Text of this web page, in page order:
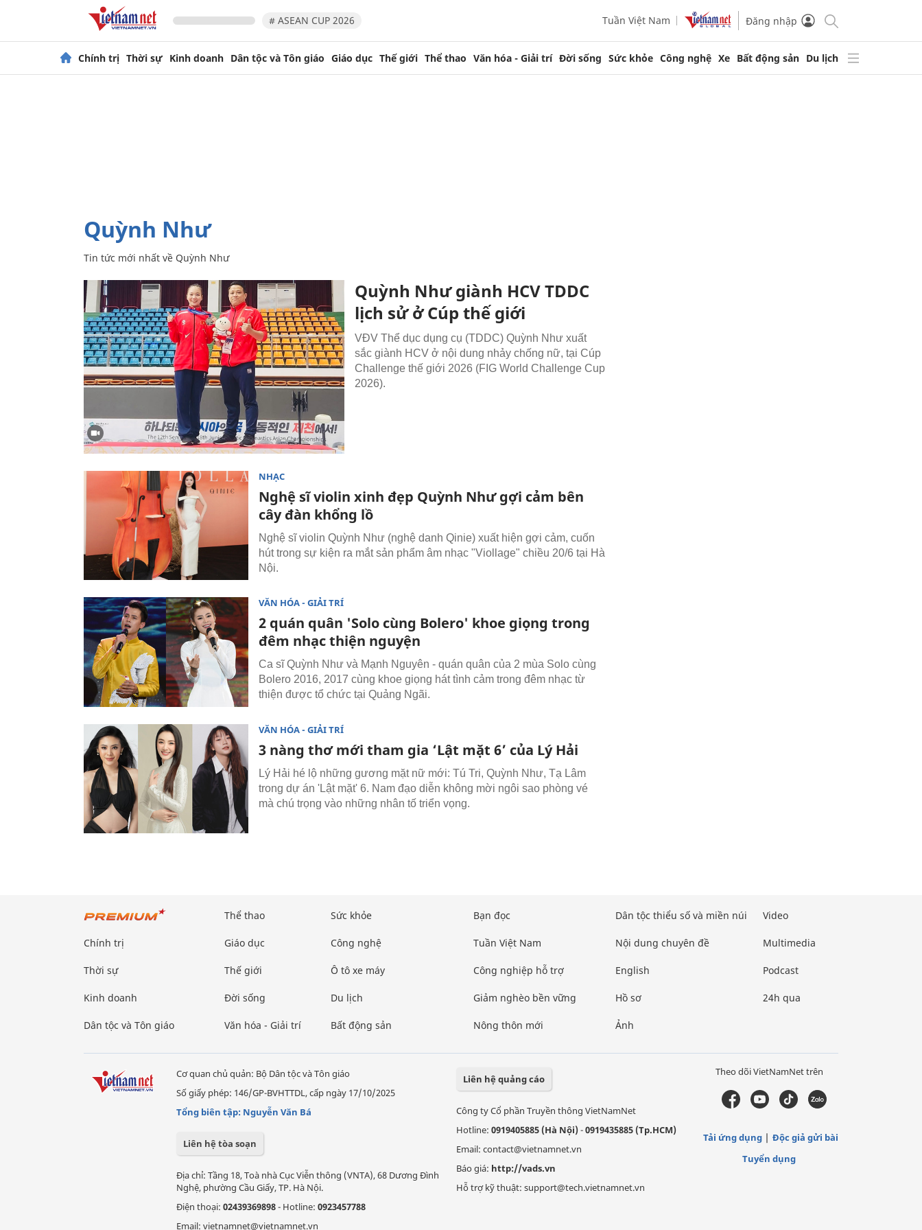
# ASEAN CUP 2026 Tuần Việt Nam Đăng nhập
Chính trị Thời sự Kinh doanh Dân tộc và Tôn giáo Giáo dục Thế giới Thể thao Văn hóa - Giải trí Đời sống Sức khỏe Công nghệ Xe Bất động sản Du lịch
Quỳnh Như
Tin tức mới nhất về Quỳnh Như
Quỳnh Như giành HCV TDDC
lịch sử ở Cúp thế giới
VĐV Thể dục dụng cụ (TDDC) Quỳnh Như xuất
sắc giành HCV ở nội dung nhảy chống nữ, tại Cúp
Challenge thế giới 2026 (FIG World Challenge Cup
2026).
NHẠC
Nghệ sĩ violin xinh đẹp Quỳnh Như gợi cảm bên
cây đàn khổng lồ
Nghệ sĩ violin Quỳnh Như (nghệ danh Qinie) xuất hiện gợi cảm, cuốn
hút trong sự kiện ra mắt sản phẩm âm nhạc "Viollage" chiều 20/6 tại Hà
Nội.
VĂN HÓA - GIẢI TRÍ
2 quán quân 'Solo cùng Bolero' khoe giọng trong
đêm nhạc thiện nguyện
Ca sĩ Quỳnh Như và Mạnh Nguyên - quán quân của 2 mùa Solo cùng
Bolero 2016, 2017 cùng khoe giọng hát tình cảm trong đêm nhạc từ
thiện được tổ chức tại Quảng Ngãi.
VĂN HÓA - GIẢI TRÍ
3 nàng thơ mới tham gia ‘Lật mặt 6’ của Lý Hải
Lý Hải hé lộ những gương mặt nữ mới: Tú Tri, Quỳnh Như, Tạ Lâm
trong dự án 'Lật mặt' 6. Nam đạo diễn không mời ngôi sao phòng vé
mà chú trọng vào những nhân tố triển vọng.
Chính trị
Thời sự
Kinh doanh
Dân tộc và Tôn giáo
Thể thao
Giáo dục
Thế giới
Đời sống
Văn hóa - Giải trí
Sức khỏe
Công nghệ
Ô tô xe máy
Du lịch
Bất động sản
Bạn đọc
Tuần Việt Nam
Công nghiệp hỗ trợ
Giảm nghèo bền vững
Nông thôn mới
Dân tộc thiểu số và miền núi
Nội dung chuyên đề
English
Hồ sơ
Ảnh
Video
Multimedia
Podcast
24h qua
Cơ quan chủ quản: Bộ Dân tộc và Tôn giáo
Số giấy phép: 146/GP-BVHTTDL, cấp ngày 17/10/2025
Tổng biên tập: Nguyễn Văn Bá
Liên hệ tòa soạn
Địa chỉ: Tầng 18, Toà nhà Cục Viễn thông (VNTA), 68 Dương Đình
Nghệ, phường Cầu Giấy, TP. Hà Nội.
Điện thoại: 02439369898- Hotline: 0923457788
Email: vietnamnet@vietnamnet.vn
Liên hệ quảng cáo
Công ty Cổ phần Truyền thông VietNamNet
Hotline: 0919405885 (Hà Nội)-0919435885 (Tp.HCM)
Email: contact@vietnamnet.vn
Báo giá: http://vads.vn
Hỗ trợ kỹ thuật: support@tech.vietnamnet.vn
Theo dõi VietNamNet trên
Tải ứng dụng
Độc giả gửi bài
Tuyển dụng